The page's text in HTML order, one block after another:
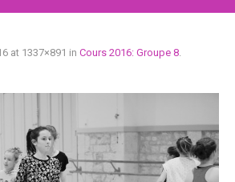
at 1337×891 in Cours 2016: Groupe 8.